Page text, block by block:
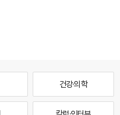
건강·의학